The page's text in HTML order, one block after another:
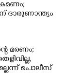
ദാരുണാന്ത്യം
മരണം;
പൊലീസ്